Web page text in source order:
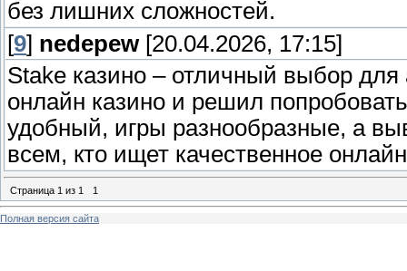
без лишних сложностей.
[9] nedepew[20.04.2026, 17:15]
Stake казино – отличный выбор
онлайн казино и решил
удобный, игры разнообразные, а
всем, кто ищет качественное
Страница 1 из 1 1
Полная версия сайта